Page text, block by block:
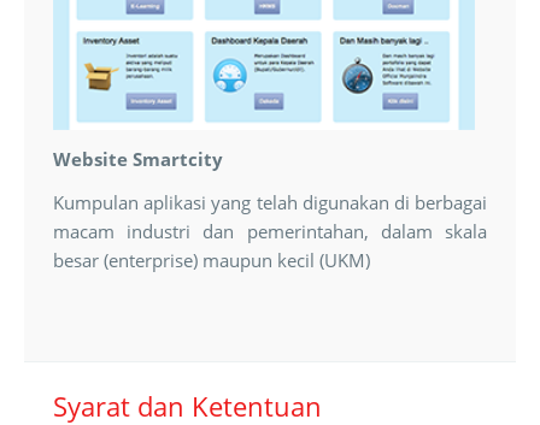
Website Smartcity
Kumpulan aplikasi yang telah digunakan di berbagai
macam industri dan pemerintahan, dalam skala
besar (enterprise) maupun kecil (UKM)
Syarat dan Ketentuan